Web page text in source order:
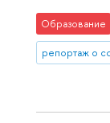
Образование
репортаж о